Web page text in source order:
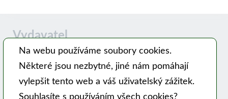
Vydavatel
Časopis MODERNÍ VČELAŘ vydává PSNV-CZ:
Pracovní společnost nástavkových včelařů CZ, z. s.
Hlavní 99, 753 56 Opatovice
Na webu používáme soubory cookies.
Některé jsou nezbytné, jiné nám pomáhají
vylepšit tento web a váš uživatelský zážitek.
Souhlasíte s používáním všech cookies?